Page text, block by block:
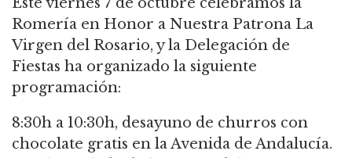
Romería en Honor a Nuestra Patrona La
Virgen del Rosario, y la Delegación de
Fiestas ha organizado la siguiente
programación:
8:30h a 10:30h, desayuno de churros con
chocolate gratis en la Avenida de Andalucía.